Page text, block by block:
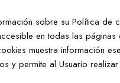
sobre su Política de
en todas las páginas
muestra información
y permite al Usuario